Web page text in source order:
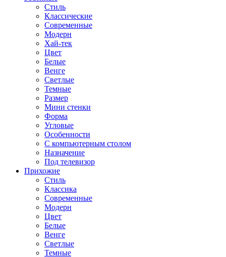
Стиль
Классические
Современные
Модерн
Хай-тек
Цвет
Белые
Венге
Светлые
Темные
Размер
Мини стенки
Форма
Угловые
Особенности
С компьютерным столом
Назначение
Под телевизор
Прихожие
Стиль
Классика
Современные
Модерн
Цвет
Белые
Венге
Светлые
Темные